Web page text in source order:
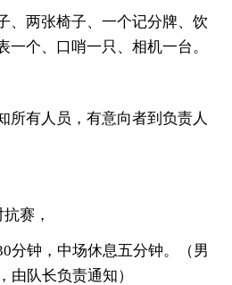
两张椅子、一个记分牌、饮
一个、口哨一只、相机一台。
有人员，有意向者到负责人
赛，
钟，中场休息五分钟。（男
由队长负责通知）